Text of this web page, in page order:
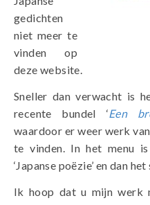
gedichten
niet meer te
vinden op
deze website.
Sneller dan verwacht is
recente bundel ‘Een
waardoor er weer werk
te vinden. In het menu
‘Japanse poëzie’ en dan
Ik hoop dat u mijn werk